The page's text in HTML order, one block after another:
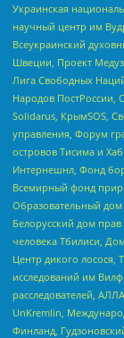
Украинская
научный центр им
Всеукраинский
Швеции, Проект
Лига Свободных
Народов ПостРоссии,
Solidarus, КрымSOS,
управления, Форум
островов Тисима и
Интернешнл, Фонд
Всемирный фонд
Образовательный
Белорусский дом
человека Тбилиси,
Центр дикого лосося,
исследований им
расследователей,
UnKremlin,
Финланд,